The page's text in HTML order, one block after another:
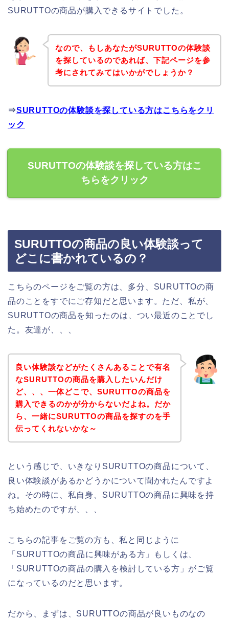
SURUTTOの商品が購入できるサイトでした。
なので、もしあなたがSURUTTOの体験談
を探しているのであれば、下記ページを参
考にされてみてはいかがでしょうか？
⇒SURUTTOの体験談を探している方はこちらをクリ
ック
SURUTTOの体験談を探している方はこ
ちらをクリック
SURUTTOの商品の良い体験談って
どこに書かれているの？
こちらのページをご覧の方は、多分、SURUTTOの商
品のことをすでにご存知だと思います。ただ、私が、
SURUTTOの商品を知ったのは、つい最近のことでし
た。友達が、、、
良い体験談などがたくさんあることで有名
なSURUTTOの商品を購入したいんだけ
ど、、、一体どこで、SURUTTOの商品を
購入できるのかが分からないだよね。だか
ら、一緒にSURUTTOの商品を探すのを手
伝ってくれないかな～
という感じで、いきなりSURUTTOの商品について、
良い体験談があるかどうかについて聞かれたんですよ
ね。その時に、私自身、SURUTTOの商品に興味を持
ち始めたのですが、、、
こちらの記事をご覧の方も、私と同じように
「SURUTTOの商品に興味がある方」もしくは、
「SURUTTOの商品の購入を検討している方」がご覧
になっているのだと思います。
だから、まずは、SURUTTOの商品が良いものなの